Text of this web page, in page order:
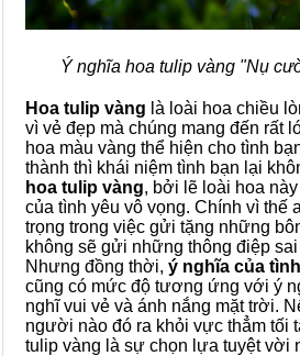
Ý nghĩa hoa tulip vàng "Nụ
Hoa tulip vàng là loài hoa chiều
vì vẻ đẹp mà chúng mang đến rất
hoa màu vàng thể hiện cho tình
thành thì khái niệm tình bạn lại
hoa tulip vàng, bởi lẽ loài hoa
của tình yêu vô vọng. Chính vì thế
trọng trong việc gửi tặng những
không sẽ gửi những thông điệp
Nhưng đồng thời, ý nghĩa của
cũng có mức độ tương ứng với ý
nghĩ vui vẻ và ánh nắng mặt trời.
người nào đó ra khỏi vực thẳm tối
tulip vàng là sự chọn lựa tuyệt vời